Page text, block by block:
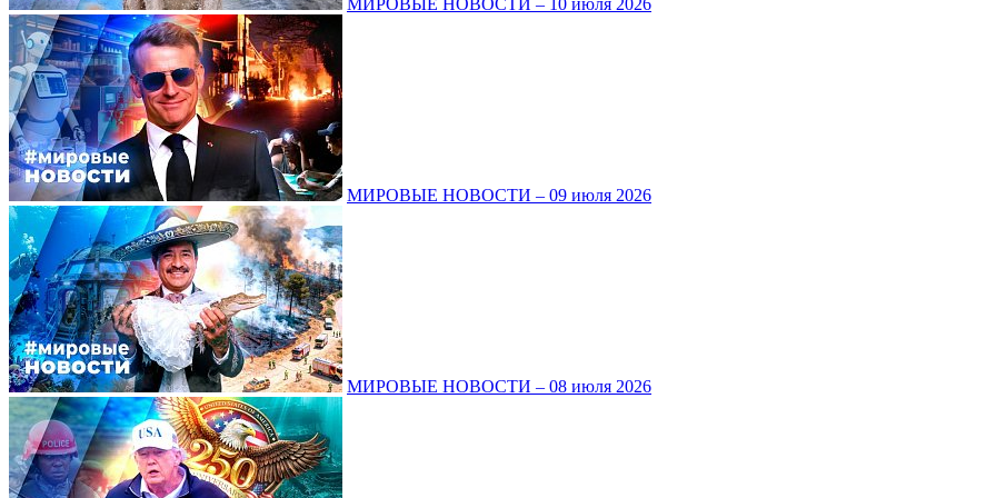
МИРОВЫЕ НОВОСТИ – 09 июля 2026
МИРОВЫЕ НОВОСТИ – 08 июля 2026